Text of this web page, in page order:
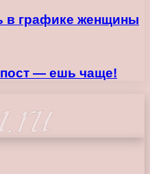
в графике женщины
— ешь чаще!